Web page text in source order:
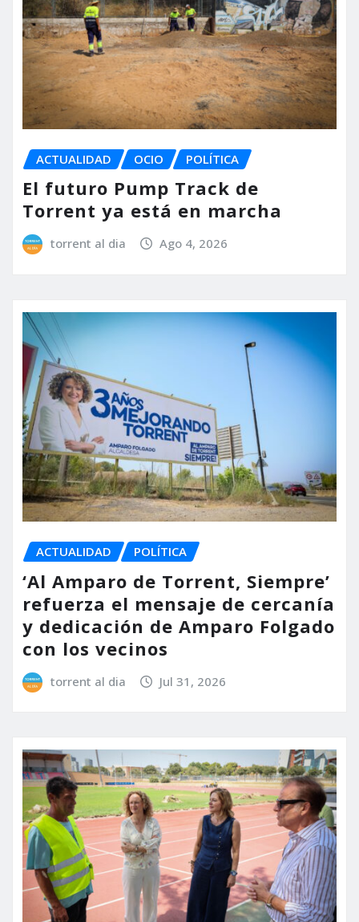
ACTUALIDAD OCIO POLÍTICA
El futuro Pump Track de
Torrent ya está en marcha
torrent al dia Ago 4, 2026
ACTUALIDAD POLÍTICA
‘Al Amparo de Torrent, Siempre’
refuerza el mensaje de cercanía
y dedicación de Amparo Folgado
con los vecinos
torrent al dia Jul 31, 2026